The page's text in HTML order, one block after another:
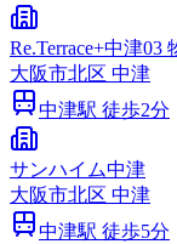
Re.Terrace+中津03
大阪市北区 中津
中津駅 徒歩2分
サンハイム中津
大阪市北区 中津
中津駅 徒歩5分